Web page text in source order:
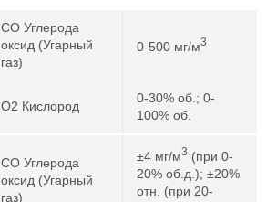
CO Углерода
оксид (Угарный
газ)
0-500 мг/м3
O2 Кислород
0-30% об.; 0-
100% об.
CO Углерода
оксид (Угарный
газ)
±4 мг/м3 (при 0-
20% об.д.); ±20%
отн. (при 20-